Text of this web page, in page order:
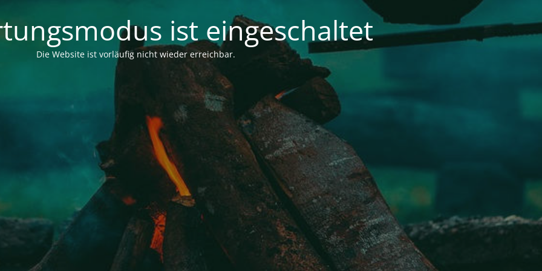
ist eingeschaltet
Die Website ist vorläufig nicht wieder erreichbar.